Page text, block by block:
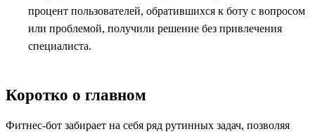
процент пользователей, обратившихся к боту с вопросом
или проблемой, получили решение без привлечения
специалиста.
Коротко о главном
Фитнес-бот забирает на себя ряд рутинных задач, позволяя